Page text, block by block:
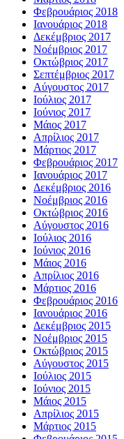
Φεβρουάριος 2018
Ιανουάριος 2018
Δεκέμβριος 2017
Νοέμβριος 2017
Οκτώβριος 2017
Σεπτέμβριος 2017
Αύγουστος 2017
Ιούλιος 2017
Ιούνιος 2017
Μάιος 2017
Απρίλιος 2017
Μάρτιος 2017
Φεβρουάριος 2017
Ιανουάριος 2017
Δεκέμβριος 2016
Νοέμβριος 2016
Οκτώβριος 2016
Αύγουστος 2016
Ιούλιος 2016
Ιούνιος 2016
Μάιος 2016
Απρίλιος 2016
Μάρτιος 2016
Φεβρουάριος 2016
Ιανουάριος 2016
Δεκέμβριος 2015
Νοέμβριος 2015
Οκτώβριος 2015
Αύγουστος 2015
Ιούλιος 2015
Ιούνιος 2015
Μάιος 2015
Απρίλιος 2015
Μάρτιος 2015